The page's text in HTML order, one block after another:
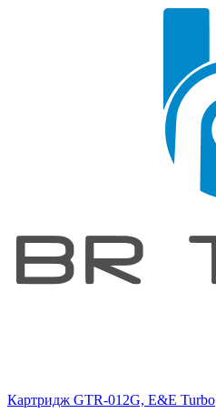
Картридж GTR-012G, E&E Turbo